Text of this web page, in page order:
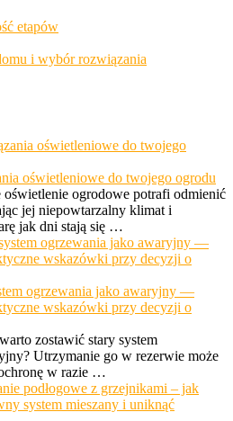
etapów
i wybór rozwiązania
oświetleniowe do twojego ogrodu
ogrodowe potrafi odmienić
jej niepowtarzalny klimat i
jak dni stają się …
ogrzewania jako awaryjny —
wskazówki przy decyzji o
zostawić stary system
Utrzymanie go w rezerwie może
w razie …